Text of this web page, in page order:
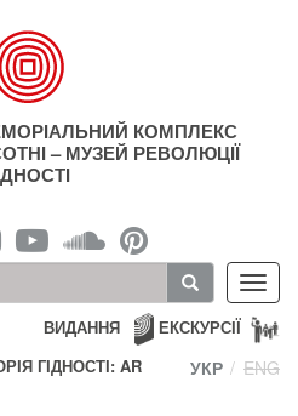
КОМПЛЕКС
– МУЗЕЙ РЕВОЛЮЦІЇ
ЕКСКУРСІЇ
ВИДАННЯ
ГІДНОСТІ: AR
УКР ENG